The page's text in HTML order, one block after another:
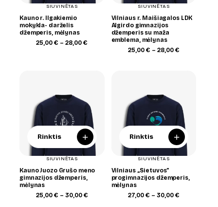
SIUVINĖTAS
Kauno r. Ilgakiemio
mokykla- darželis
džemperis, mėlynas
25,00€ – 28,00€
SIUVINĖTAS
Vilniaus r. Maišiagalos LDK
Algirdo gimnazijos
džemperis su maža
emblema, mėlynas
25,00 € – 28,00 €Price
Rinktis +
SIUVINĖTAS
Kauno Juozo Grušo meno
gimnazijos džemperis,
mėlynas
25,00 € – 30,00 €Price
Rinktis +
SIUVINĖTAS
Vilniaus „Sietuvos”
progimnazijos džemperis,
mėlynas
27,00 € – 30,00 €Price